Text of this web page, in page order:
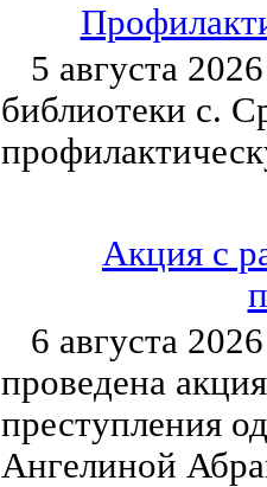
5 августа
библиотеки с.
Акция с
6 августа
проведена
преступления
Ангелиной